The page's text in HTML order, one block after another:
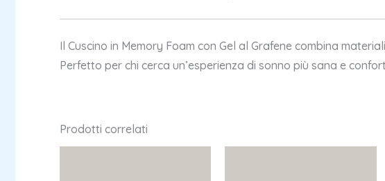
Il Cuscino in Memory Foam con Gel al Grafene combina
Perfetto per chi cerca un’esperienza di sonno più sana e
Prodotti correlati